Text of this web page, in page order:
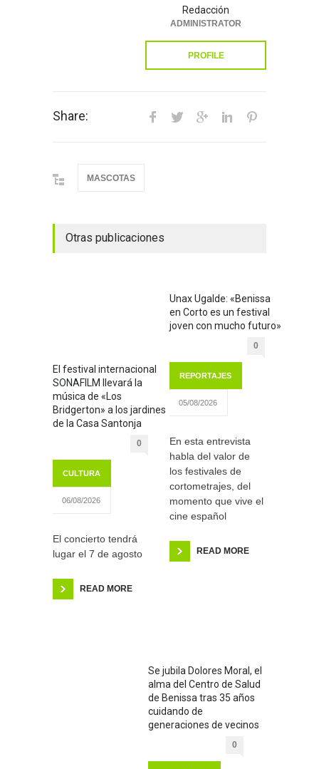
Redacción
ADMINISTRATOR
PROFILE
Share:
MASCOTAS
Otras publicaciones
El festival internacional
SONAFILM llevará la
música de «Los
Bridgerton» a los jardines
de la Casa Santonja
0
CULTURA
06/08/2026
El concierto tendrá
lugar el 7 de agosto
READ MORE
Unax Ugalde: «Benissa
en Corto es un festival
joven con mucho futuro»
0
REPORTAJES
05/08/2026
En esta entrevista
habla del valor de
los festivales de
cortometrajes, del
momento que vive el
cine español
READ MORE
Se jubila Dolores Moral, el
alma del Centro de Salud
de Benissa tras 35 años
cuidando de
generaciones de vecinos
0